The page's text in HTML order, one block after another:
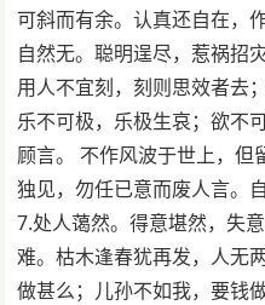
可斜而有余。认真还自在，
自然无。聪明逞尽，惹祸招
用人不宜刻，刻则思效者去
乐不可极，乐极生哀；欲不
顾言。 不作风波于世上，但
独见，勿任已意而废人言。
7.处人蔼然。得意堪然，失
难。枯木逢春犹再发，人无
做甚么；儿孙不如我，要钱